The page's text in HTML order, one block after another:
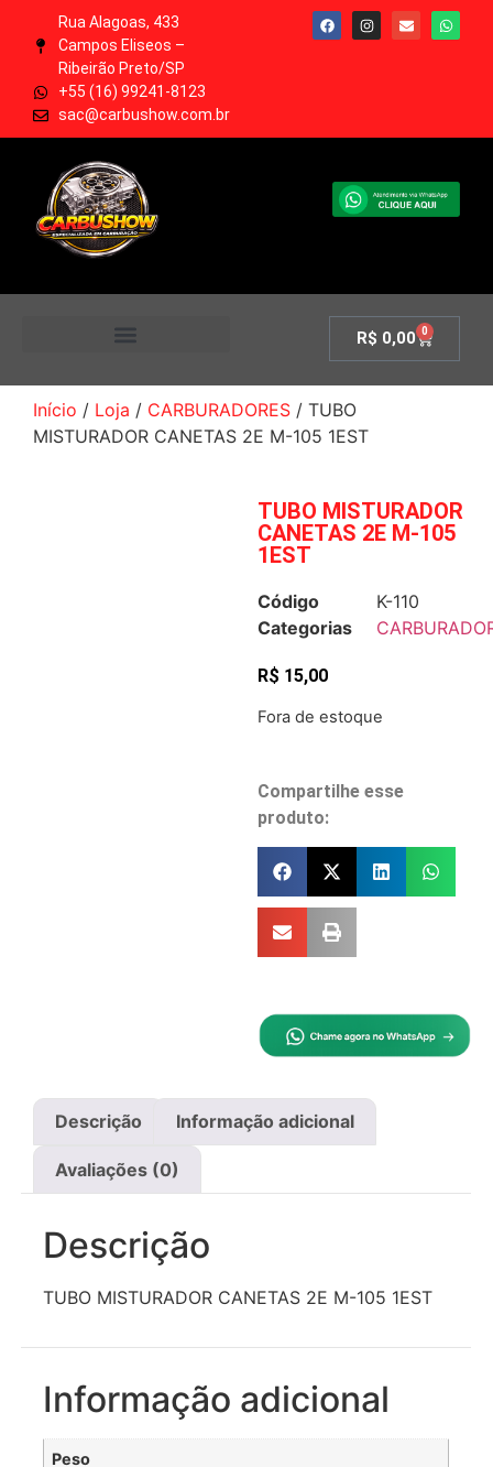
Rua Alagoas, 433
Campos Eliseos –
Ribeirão Preto/SP
+55 (16) 99241-8123
sac@carbushow.com.br
R$ 0,00 0
Início / Loja / CARBURADORES / TUBO
MISTURADOR CANETAS 2E M-105 1EST
TUBO MISTURADOR
CANETAS 2E M-105
1EST
Código
K-110
Categorias
R$ 15,00
Fora de estoque
Compartilhe esse
produto:
Descrição Informação adicional
Avaliações (0)
Descrição
TUBO MISTURADOR CANETAS 2E M-105 1EST
Informação adicional
Peso